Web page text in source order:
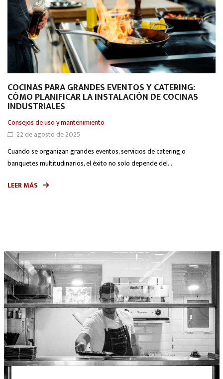
COCINAS PARA GRANDES EVENTOS Y CATERING:
CÓMO PLANIFICAR LA INSTALACIÓN DE COCINAS
INDUSTRIALES
Consejos de uso y mantenimiento
22 de agosto de 2025
Cuando se organizan grandes eventos, servicios de catering o
banquetes multitudinarios, el éxito no solo depende del...
LEER MÁS